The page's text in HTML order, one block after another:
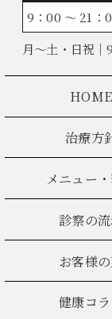
9：00 ～ 21：
月～土・日祝
HOME
治療方
メニュー
診察の
お客様
健康コ